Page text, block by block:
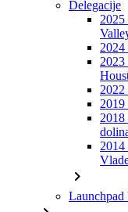
Delegacije
2019
2014
chevron_right
Launchpad